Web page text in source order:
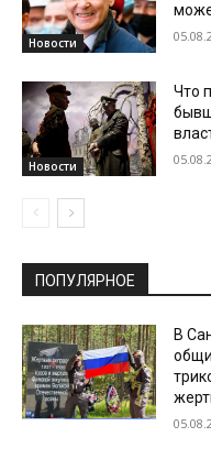
Новости
Новости
Что
ПОПУЛЯРНОЕ
В